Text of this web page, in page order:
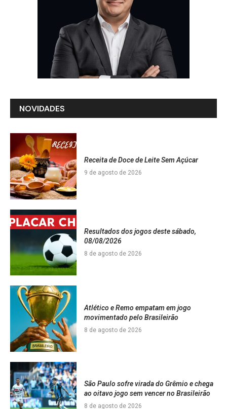
NOVIDADES
Receita de Doce de Leite Sem Açúcar
9 de agosto de 2026
Resultados dos jogos deste sábado,
08/08/2026
8 de agosto de 2026
Atlético e Remo empatam em jogo
movimentado pelo Brasileirão
8 de agosto de 2026
São Paulo sofre virada do Grêmio e chega
ao oitavo jogo sem vencer no Brasileirão
8 de agosto de 2026